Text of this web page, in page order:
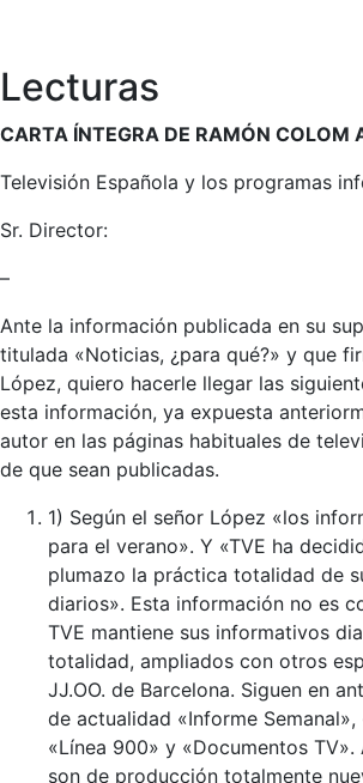
Lecturas
CARTA ÍNTEGRA DE RAMÓN COLOM
Televisión Española y los programas
Sr. Director:
–
Ante la información publicada en su
titulada «Noticias, ¿para qué?» y que
López, quiero hacerle llegar las
esta información, ya expuesta
autor en las páginas habituales de
de que sean publicadas.
1) Según el señor López «los
para el verano». Y «TVE ha
plumazo la práctica totalidad de
diarios». Esta información no es
TVE mantiene sus informativos
totalidad, ampliados con otros
JJ.OO. de Barcelona. Siguen en
de actualidad «Informe Semanal»,
«Línea 900» y «Documentos
son de producción totalmente